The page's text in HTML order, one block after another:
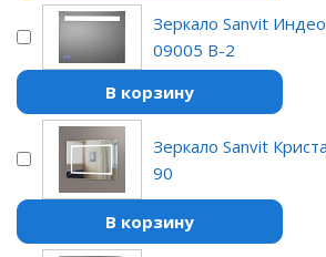
Зеркало Sanvit Индео
09005 B-2
В корзину
Зеркало Sanvit
90
В корзину